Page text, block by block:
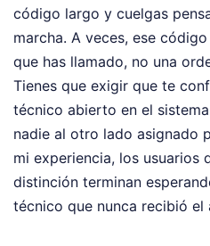
código largo y cuelgas
marcha. A veces, ese
que has llamado, no una
Tienes que exigir que te
técnico abierto en el
nadie al otro lado asignado
mi experiencia, los usuarios
distinción terminan
técnico que nunca recibió el